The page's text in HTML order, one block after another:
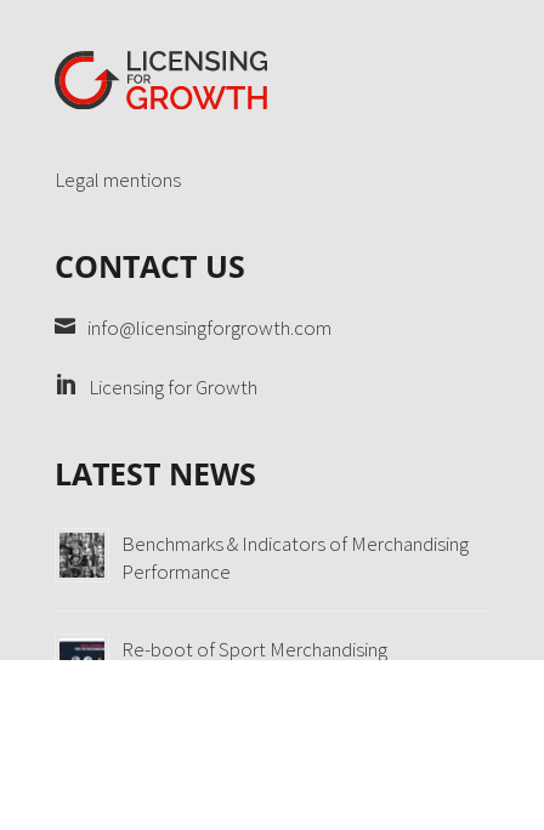
Legal mentions
CONTACT US
info@licensingforgrowth.com
Licensing for Growth
LATEST NEWS
Benchmarks & Indicators of Merchandising
Performance
Re-boot of Sport Merchandising